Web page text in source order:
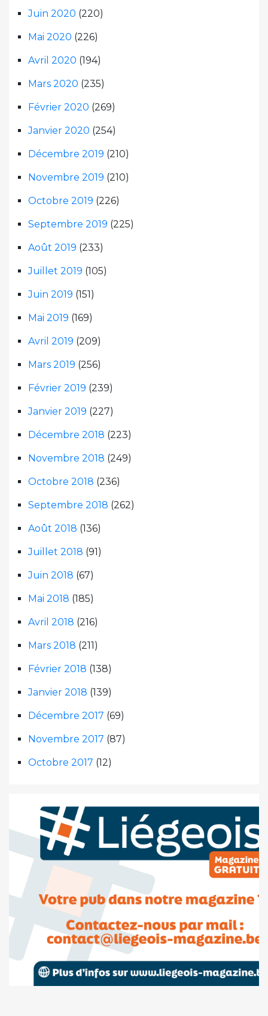
Juin 2020 (220)
Mai 2020 (226)
Avril 2020 (194)
Mars 2020 (235)
Février 2020 (269)
Janvier 2020 (254)
Décembre 2019 (210)
Novembre 2019 (210)
Octobre 2019 (226)
Septembre 2019 (225)
Août 2019 (233)
Juillet 2019 (105)
Juin 2019 (151)
Mai 2019 (169)
Avril 2019 (209)
Mars 2019 (256)
Février 2019 (239)
Janvier 2019 (227)
Décembre 2018 (223)
Novembre 2018 (249)
Octobre 2018 (236)
Septembre 2018 (262)
Août 2018 (136)
Juillet 2018 (91)
Juin 2018 (67)
Mai 2018 (185)
Avril 2018 (216)
Mars 2018 (211)
Février 2018 (138)
Janvier 2018 (139)
Décembre 2017 (69)
Novembre 2017 (87)
Octobre 2017 (12)